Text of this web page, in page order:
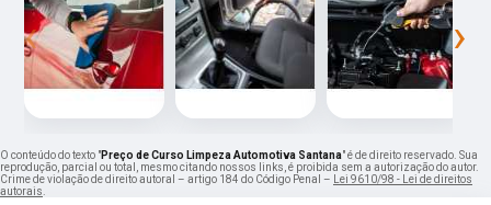
‹ ›
O conteúdo do texto "Preço de Curso Limpeza Automotiva Santana" é de direito reservado. Sua
reprodução, parcial ou total, mesmo citando nossos links, é proibida sem a autorização do autor.
Crime de violação de direito autoral – artigo 184 do Código Penal –
Lei 9610/98 - Lei de direitos
autorais